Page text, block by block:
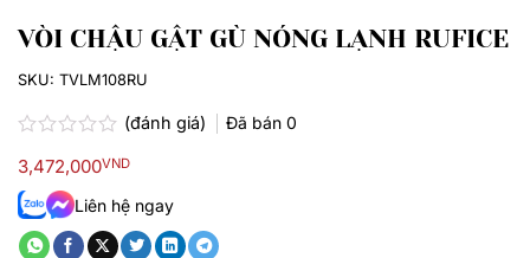
VÒI CHẬU GẬT GÙ NÓNG LẠNH RUFICE
xếp
hạng
0.0
5
sao
(đánh giá) Đã bán 0
3,472,000VND
Liên hệ ngay
SKU: TVLM108RU